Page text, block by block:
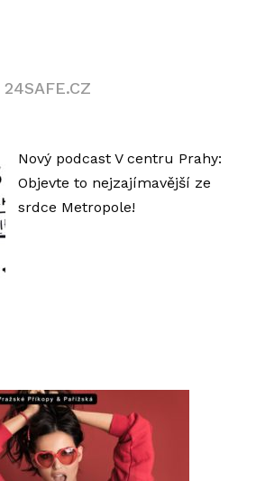
24SAFE.CZ
Nový podcast V centru Prahy:
Objevte to nejzajímavější ze
srdce Metropole!